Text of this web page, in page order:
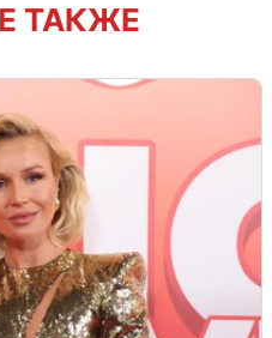
ТАКЖЕ